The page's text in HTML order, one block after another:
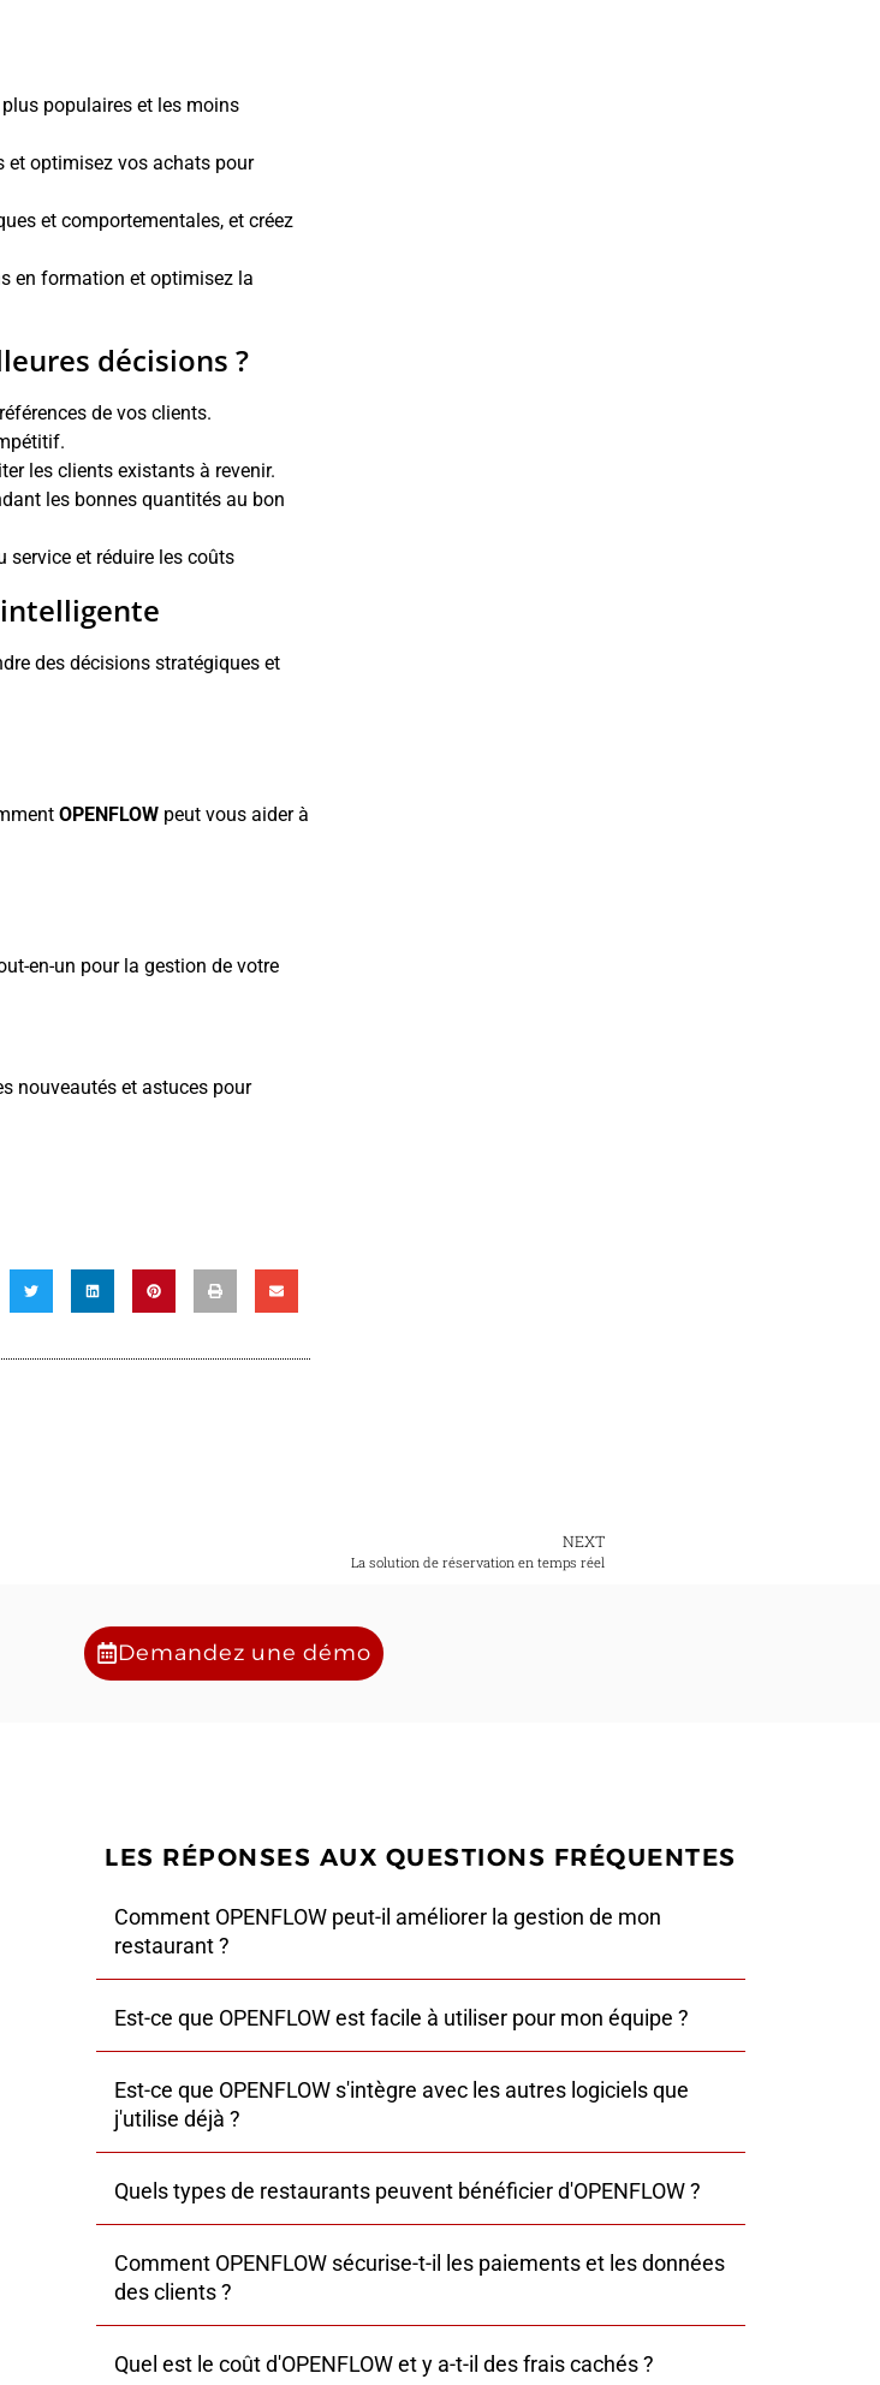
populaires et les moins
et optimisez vos achats pour
et comportementales, et créez
en formation et optimisez la
décisions ?
de vos clients.
les clients existants à revenir.
les bonnes quantités au bon
service et réduire les coûts
des décisions stratégiques et
OPENFLOW peut vous aider à
en-un pour la gestion de votre
nouveautés et astuces pour
NEXT
La solution de réservation en temps réel
Demandez une démo
LES RÉPONSES AUX QUESTIONS FRÉQUENTES
Comment OPENFLOW peut-il améliorer la gestion de mon
restaurant ?
Est-ce que OPENFLOW est facile à utiliser pour mon équipe ?
Est-ce que OPENFLOW s'intègre avec les autres logiciels que
j'utilise déjà ?
Quels types de restaurants peuvent bénéficier d'OPENFLOW ?
Comment OPENFLOW sécurise-t-il les paiements et les données
des clients ?
Quel est le coût d'OPENFLOW et y a-t-il des frais cachés ?